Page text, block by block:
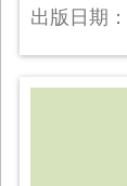
出版日期：